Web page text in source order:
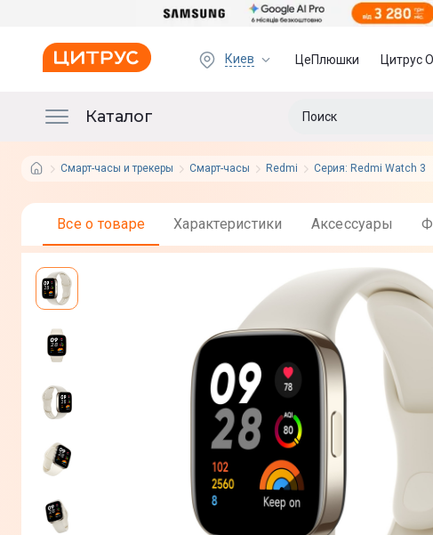
Киев ЦеПлюшки Цитрус
Каталог
Смарт-часы и трекеры Смарт-часы Redmi Серия: Redmi Watch 3
Все о товаре Характеристики Аксессуары